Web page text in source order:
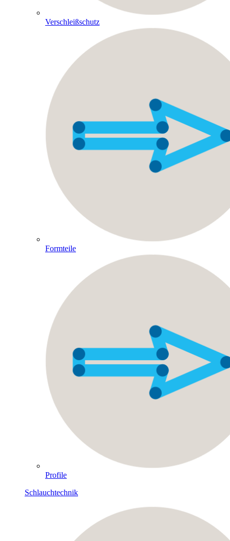
Verschleißschutz
Formteile
Profile
Schlauchtechnik